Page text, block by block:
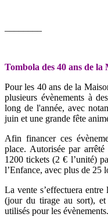
Tombola des 40 ans de
Pour les 40 ans de la
plusieurs évènements à
long de l'année, avec
juin et une grande fête
Afin financer ces
place. Autorisée par
1200 tickets (2 € l’unité)
l’Enfance, avec plus de 25
La vente s’effectuera
(jour du tirage au sort), et
utilisés pour les évènements.